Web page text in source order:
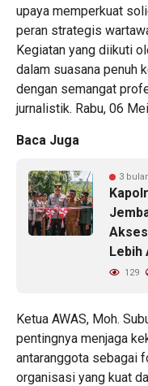
upaya memperkuat
peran strategis
Kegiatan yang diikuti
dalam suasana penuh
dengan semangat
jurnalistik. Rabu, 06
Baca Juga
3
Lebih
129
Ketua AWAS, Moh.
pentingnya menjaga
antaranggota sebagai
organisasi yang kuat